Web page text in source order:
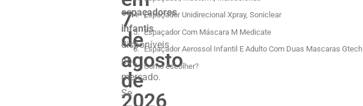
7
de
agosto
de
2026
espaçadores
infantis
disponíveis
no
mercado.
Se
Espaçador Unidirecional Xpray, Soniclear
Espaçador Com Máscara M Medicate
Espaçador Aerossol Infantil E Adulto Com Duas Mascaras Gtech
Como escolher?